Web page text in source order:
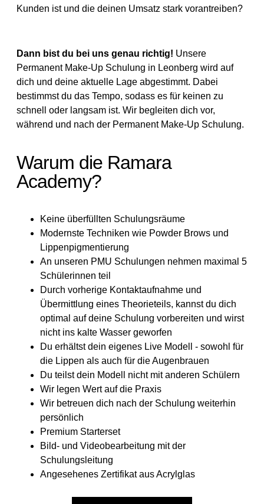
Kunden ist und die deinen Umsatz stark vorantreiben?
Dann bist du bei uns genau richtig! Unsere
Permanent Make-Up Schulung in Leonberg wird auf
dich und deine aktuelle Lage abgestimmt. Dabei
bestimmst du das Tempo, sodass es für keinen zu
schnell oder langsam ist. Wir begleiten dich vor,
während und nach der Permanent Make-Up Schulung.
Warum die Ramara
Academy?
Keine überfüllten Schulungsräume
Modernste Techniken wie Powder Brows und
Lippenpigmentierung
An unseren PMU Schulungen nehmen maximal 5
Schülerinnen teil
Durch vorherige Kontaktaufnahme und
Übermittlung eines Theorieteils, kannst du dich
optimal auf deine Schulung vorbereiten und wirst
nicht ins kalte Wasser geworfen
Du erhältst dein eigenes Live Modell - sowohl für
die Lippen als auch für die Augenbrauen
Du teilst dein Modell nicht mit anderen Schülern
Wir legen Wert auf die Praxis
Wir betreuen dich nach der Schulung weiterhin
persönlich
Premium Starterset
Bild- und Videobearbeitung mit der
Schulungsleitung
Angesehenes Zertifikat aus Acrylglas